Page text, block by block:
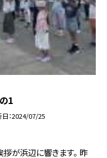
1
日 2024/07/25
拶が浜辺に響きます。 昨